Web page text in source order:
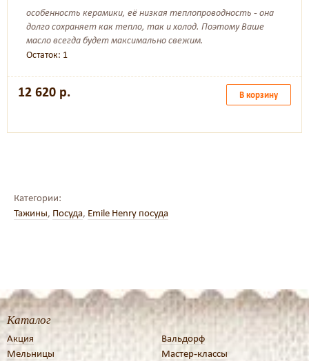
особенность керамики, её низкая теплопроводность - она
долго сохраняет как тепло, так и холод. Поэтому Ваше
масло всегда будет максимально свежим.
Остаток: 1
12 620 р. В корзину
Категории:
Тажины, Посуда, Emile Henry посуда
Каталог
Акция
Мельницы
Вальдорф
Мастер-классы